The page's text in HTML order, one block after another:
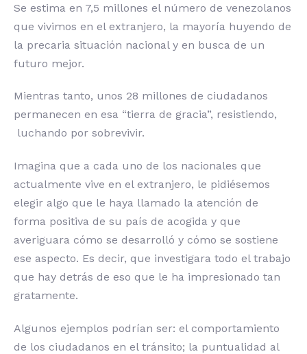
Se estima en 7,5 millones el número de venezolanos
que vivimos en el extranjero, la mayoría huyendo de
la precaria situación nacional y en busca de un
futuro mejor.
Mientras tanto, unos 28 millones de ciudadanos
permanecen en esa “tierra de gracia”, resistiendo,
luchando por sobrevivir.
Imagina que a cada uno de los nacionales que
actualmente vive en el extranjero, le pidiésemos
elegir algo que le haya llamado la atención de
forma positiva de su país de acogida y que
averiguara cómo se desarrolló y cómo se sostiene
ese aspecto. Es decir, que investigara todo el trabajo
que hay detrás de eso que le ha impresionado tan
gratamente.
Algunos ejemplos podrían ser: el comportamiento
de los ciudadanos en el tránsito; la puntualidad al